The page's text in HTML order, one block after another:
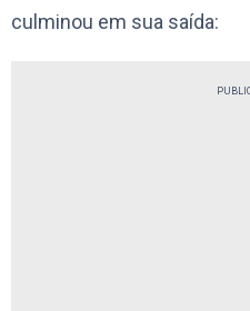
culminou em sua saída: